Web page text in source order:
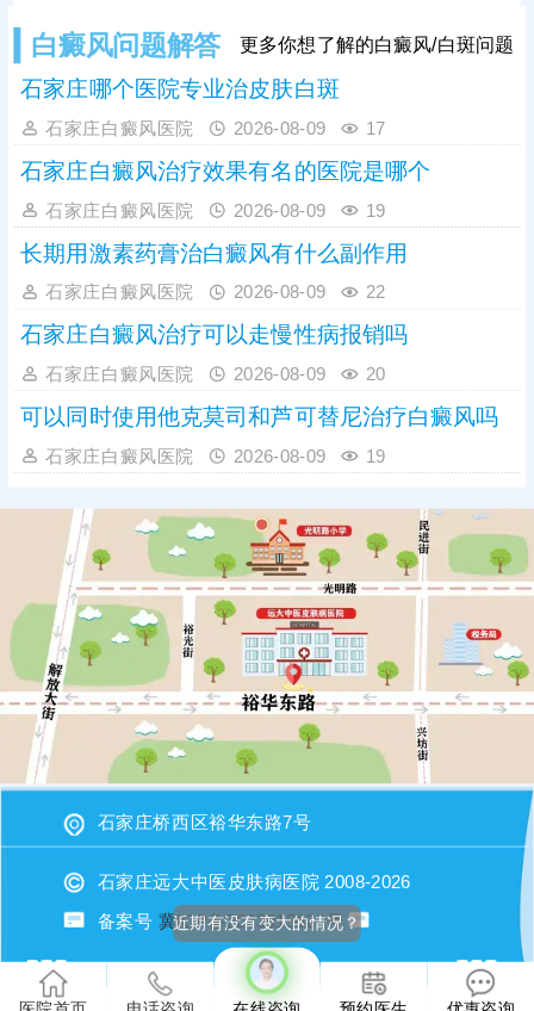
白癜风问题解答 更多你想了解的白癜风/白斑问题
石家庄哪个医院专业治皮肤白斑
石家庄白癜风医院 2026-08-09 17
石家庄白癜风治疗效果有名的医院是哪个
石家庄白癜风医院 2026-08-09 19
长期用激素药膏治白癜风有什么副作用
石家庄白癜风医院 2026-08-09 22
石家庄白癜风治疗可以走慢性病报销吗
石家庄白癜风医院 2026-08-09 20
可以同时使用他克莫司和芦可替尼治疗白癜风吗
石家庄白癜风医院 2026-08-09 19
石家庄桥西区裕华东路7号
石家庄远大中医皮肤病医院 2008-2026
备案号 冀ICP备2023015620号